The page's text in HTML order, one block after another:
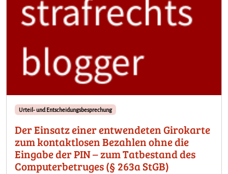
Urteil- und Entscheidungsbesprechung
Der Einsatz einer entwendeten Girokarte
zum kontaktlosen Bezahlen ohne die
Eingabe der PIN – zum Tatbestand des
Computerbetruges (§ 263a StGB)